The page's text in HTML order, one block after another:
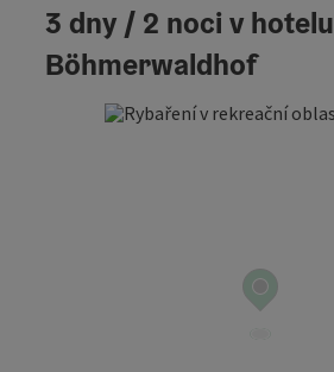
3 dny / 2 noci v hotelu
Böhmerwaldhof